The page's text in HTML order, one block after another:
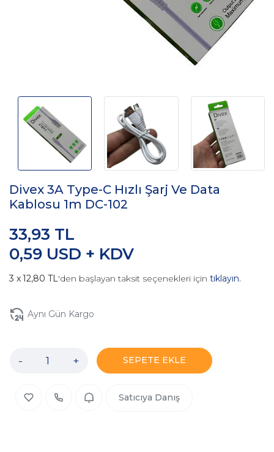
Divex 3A Type-C Hızlı Şarj Ve Data
Kablosu 1m DC-102
0,59 USD + KDV
33,93 TL
12,80 TL'den başlayan taksit seçenekleri için tıklayın.
Aynı Gün Kargo
- + SEPETE EKLE
Satıcıya Danış